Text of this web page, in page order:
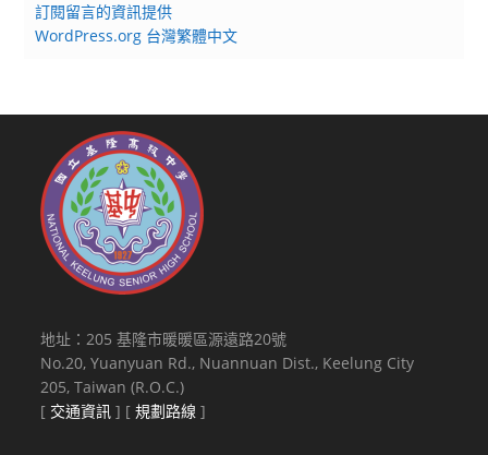
訂閱留言的資訊提供
WordPress.org 台灣繁體中文
地址：205 基隆市暖暖區源遠路20號
No.20, Yuanyuan Rd., Nuannuan Dist., Keelung City
205, Taiwan (R.O.C.)
[ 交通資訊 ] [規劃路線 ]